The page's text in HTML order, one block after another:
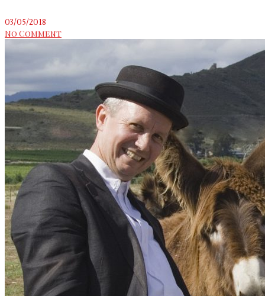
03/05/2018
No Comment